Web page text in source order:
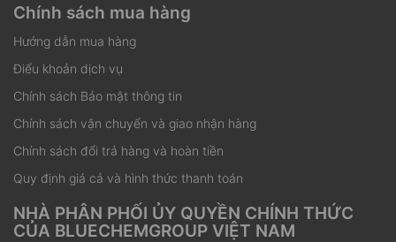
Chính sách mua hàng
Hướng dẫn mua hàng
Điểu khoản dịch vụ
Chính sách Bảo mật thông tin
Chính sách vận chuyển và giao nhận hàng
Chính sách đổi trả hàng và hoàn tiền
Quy định giá cả và hình thức thanh toán
NHÀ PHÂN PHỐI ỦY QUYỀN CHÍNH THỨC
CỦA BLUECHEMGROUP VIỆT NAM